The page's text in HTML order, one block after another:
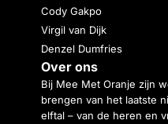
Cody Gakpo
Virgil van Dijk
Denzel Dumfries
Over ons
Bij Mee Met Oranje zijn
brengen van het laatste
elftal – van de heren en